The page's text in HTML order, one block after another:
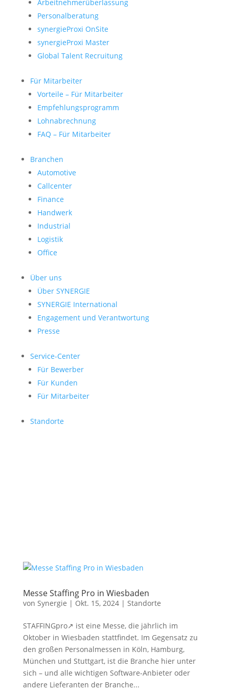
Arbeitnehmerüberlassung
Personalberatung
synergieProxi OnSite
synergieProxi Master
Global Talent Recruitung
Für Mitarbeiter
Vorteile – Für Mitarbeiter
Empfehlungsprogramm
Lohnabrechnung
FAQ – Für Mitarbeiter
Branchen
Automotive
Callcenter
Finance
Handwerk
Industrial
Logistik
Office
Über uns
Über SYNERGIE
SYNERGIE International
Engage­ment und Verantwor­tung
Presse
Service-Center
Für Bewerber
Für Kunden
Für Mitarbeiter
Standorte
Messe Staffing Pro in Wiesbaden
von Synergie | Okt. 15, 2024| Standorte
STAFFINGpro↗ ist eine Messe, die jährlich im
Oktober in Wiesbaden stattfindet. Im Gegensatz zu
den großen Personalmessen in Köln, Hamburg,
München und Stuttgart, ist die Branche hier unter
sich – und alle wichtigen Software-Anbieter oder
andere Lieferanten der Branche...